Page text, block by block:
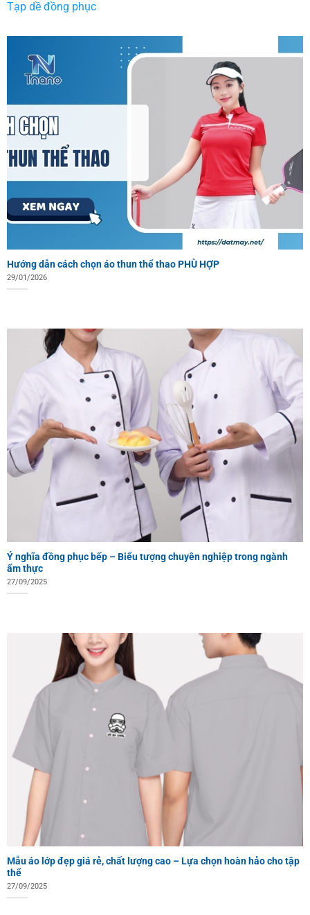
Tạp dề đồng phục
Hướng dẫn cách chọn áo thun thể thao PHÙ HỢP
29/01/2026
Ý nghĩa đồng phục bếp – Biểu tượng chuyên nghiệp trong ngành
ẩm thực
27/09/2025
Mẫu áo lớp đẹp giá rẻ, chất lượng cao – Lựa chọn hoàn hảo cho tập
thể
27/09/2025